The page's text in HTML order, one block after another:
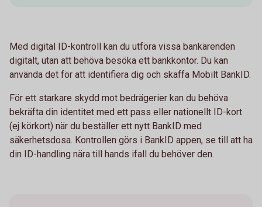
Med digital ID-kontroll kan du utföra vissa bankärenden
digitalt, utan att behöva besöka ett bankkontor. Du kan
använda det för att identifiera dig och skaffa Mobilt BankID.
För ett starkare skydd mot bedrägerier kan du behöva
bekräfta din identitet med ett pass eller nationellt ID-kort
(ej körkort) när du beställer ett nytt BankID med
säkerhetsdosa. Kontrollen görs i BankID appen, se till att ha
din ID-handling nära till hands ifall du behöver den.